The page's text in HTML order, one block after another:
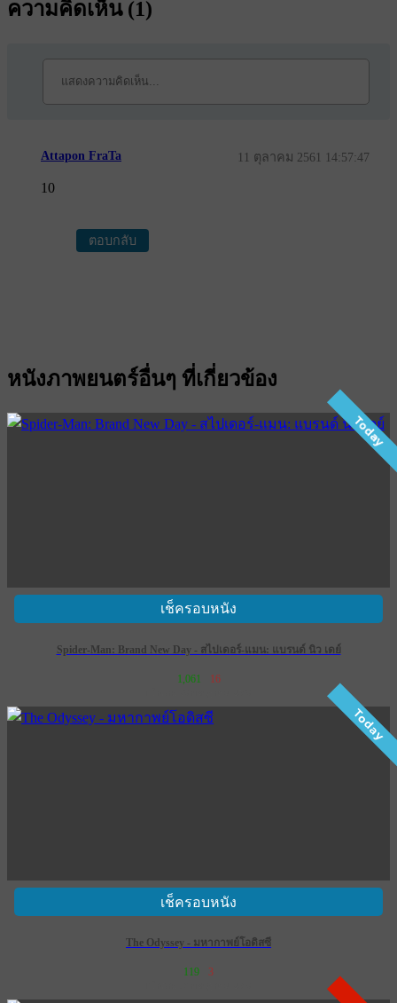
ความคิดเห็น (1)
Attapon FraTa 11 ตุลาคม 2561 14:57:47
10
ตอบกลับ
หนังภาพยนตร์อื่นๆ ที่เกี่ยวข้อง
Today
เช็ครอบหนัง
Spider-Man: Brand New Day - สไปเดอร์-แมน: แบรนด์ นิว เดย์
1,061 16
Today
เช็ครอบหนัง
The Odyssey - มหากาพย์โอดิสซี
119 3